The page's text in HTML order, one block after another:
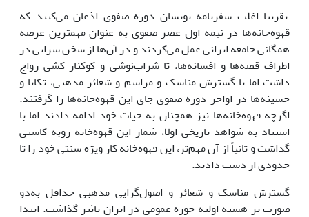
تقریبا اغلب سفرنامه نویسان دوره صفوی اذعان می‌کنند که
قهوه‌خانه‌ها در نیمه اول عصر صفوی به عنوان مهمترین عرصه
همگانی جامعه ایرانی عمل می‌کردند و در آن‌ها از سخن سرایی در
اطراف قصه‌ها و افسانه‌ها،‌ تا شراب‌نوشی و کوکنار کشی رواج
داشت اما با گسترش مناسک و ‌مراسم و شعائر مذهبی، تکایا و
حسینه‌ها در اواخر دوره صفوی جای این قهوه‌خانه‌ها را گرفتند.
اگرچه قهوه‌خانه‌ها نیز همچنان به حیات خود ادامه دادند اما با
استناد به شواهد تاریخی اولا، شمار این قهوه‌خانه‌ روبه کاستی
گذاشت و ثانیاً از آن مهم‌تر، ‌این قهوه‌خانه کار ویژه سنتی خود را تا
حدودی از دست دادند.
گسترش مناسک و شعائر و اصول‌گرایی مذهبی حداقل به‌دو
صورت بر هسته اولیه حوزه عمومی در ایران تاثیر گذاشت. ابتدا